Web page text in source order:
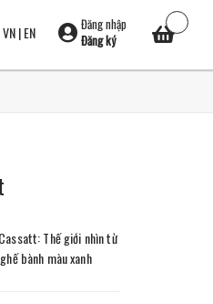
VN|EN
Đăng nhập
Đăng ký
Thế giới nhìn từ
bành màu xanh